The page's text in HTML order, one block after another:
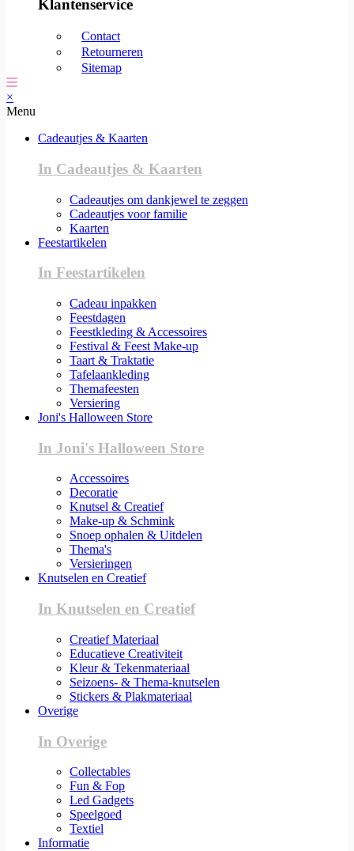
Klantenservice
Contact
Retourneren
Sitemap
×
Menu
Cadeautjes & Kaarten
In Cadeautjes & Kaarten
Cadeautjes om dankjewel te zeggen
Cadeautjes voor familie
Kaarten
Feestartikelen
In Feestartikelen
Cadeau inpakken
Feestdagen
Feestkleding & Accessoires
Festival & Feest Make-up
Taart & Traktatie
Tafelaankleding
Themafeesten
Versiering
Joni's Halloween Store
In Joni's Halloween Store
Accessoires
Decoratie
Knutsel & Creatief
Make-up & Schmink
Snoep ophalen & Uitdelen
Thema's
Versieringen
Knutselen en Creatief
In Knutselen en Creatief
Creatief Materiaal
Educatieve Creativiteit
Kleur & Tekenmateriaal
Seizoens- & Thema-knutselen
Stickers & Plakmateriaal
Overige
In Overige
Collectables
Fun & Fop
Led Gadgets
Speelgoed
Textiel
Informatie